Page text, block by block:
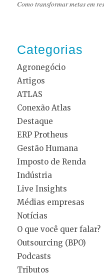
Como transformar metas em
Categorias
Agronegócio
Artigos
ATLAS
Conexão Atlas
Destaque
ERP Protheus
Gestão Humana
Imposto de Renda
Indústria
Live Insights
Médias empresas
Notícias
O que você quer falar?
Outsourcing (BPO)
Podcasts
Tributos